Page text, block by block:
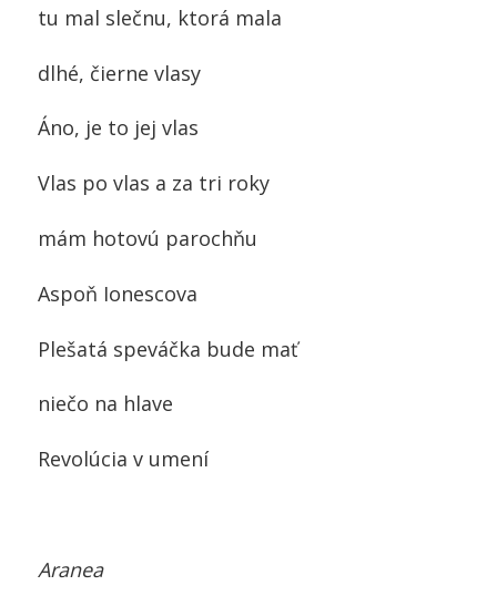
tu mal slečnu, ktorá mala
dlhé, čierne vlasy
Áno, je to jej vlas
Vlas po vlas a za tri roky
mám hotovú parochňu
Aspoň Ionescova
Plešatá speváčka bude mať
niečo na hlave
Revolúcia v umení
Aranea